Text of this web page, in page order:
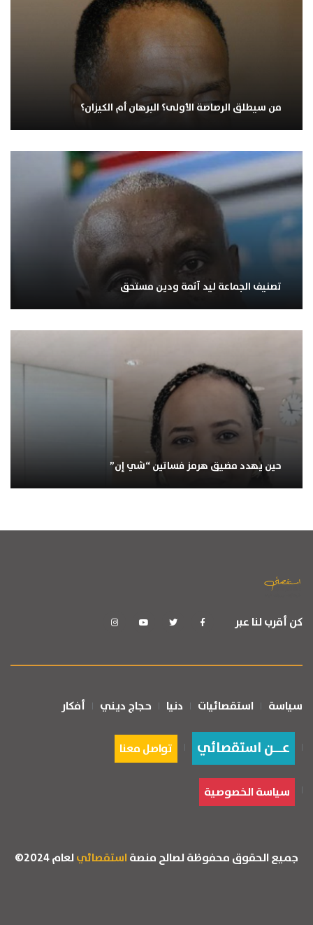
من سيطلق الرصاصة الأولى؟ البرهان أم الكيزان؟
تصنيف الجماعة ليد آثمة ودين مستحق
حين يهدد مضيق هرمز فساتين “شي إن”
كن أقرب لنا عبر
سياسة استقصائيات دنيا حجاج ديني أفكار
عــن استقصائي تواصل معنا
سياسة الخصوصية
جميع الحقوق محفوظة لصالح منصةاستقصائيلعام 2024©